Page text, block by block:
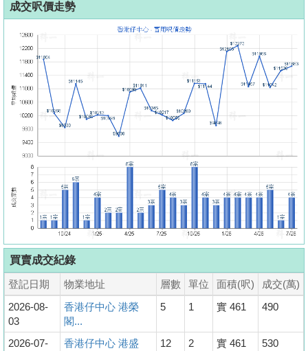
成交呎價走勢
買賣成交紀錄
登記日期 物業地址 層數 單位 面積(呎)
成交(萬)
2026-08-
03
香港仔中心 港榮
閣...
5 1 實 461 490
2026-07-
香港仔中心 港盛
12 2 實 461 530